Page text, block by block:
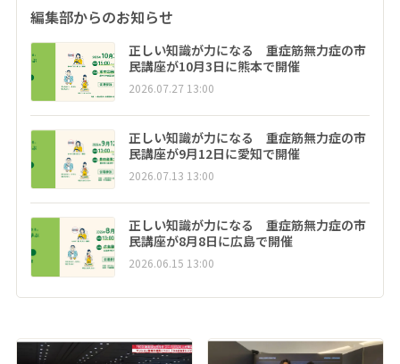
編集部からのお知らせ
正しい知識が力になる 重症筋無力症の市
民講座が10月3日に熊本で開催
2026.07.27 13:00
正しい知識が力になる 重症筋無力症の市
民講座が9月12日に愛知で開催
2026.07.13 13:00
正しい知識が力になる 重症筋無力症の市
民講座が8月8日に広島で開催
2026.06.15 13:00